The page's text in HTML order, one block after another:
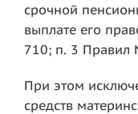
срочной
выплате его
710; п. 3 Правил
При этом
средств